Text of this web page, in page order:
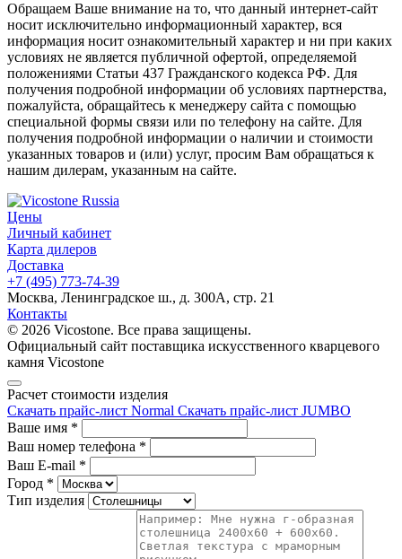
Обращаем Ваше внимание на то, что данный интернет-сайт
носит исключительно информационный характер, вся
информация носит ознакомительный характер и ни при каких
условиях не является публичной офертой, определяемой
положениями Статьи 437 Гражданского кодекса РФ. Для
получения подробной информации об условиях партнерства,
пожалуйста, обращайтесь к менеджеру сайта с помощью
специальной формы связи или по телефону на сайте. Для
получения подробной информации о наличии и стоимости
указанных товаров и (или) услуг, просим Вам обращаться к
нашим дилерам, указанным на сайте.
Цены
Личный кабинет
Карта дилеров
Доставка
+7 (495) 773-74-39
Москва, Ленинградское ш., д. 300А, стр. 21
Контакты
© 2026 Vicostone. Все права защищены.
Официальный сайт поставщика искусственного кварцевого
камня Vicostone
Расчет стоимости изделия
Скачать прайс-лист Normal Скачать прайс-лист JUMBO
Ваше имя *
Ваш номер телефона *
Ваш E-mail *
Город *
Тип изделия